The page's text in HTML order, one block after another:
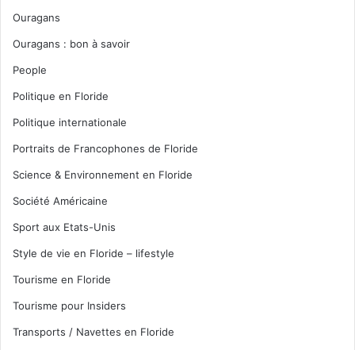
Ouragans
Ouragans : bon à savoir
People
Politique en Floride
Politique internationale
Portraits de Francophones de Floride
Science & Environnement en Floride
Société Américaine
Sport aux Etats-Unis
Style de vie en Floride – lifestyle
Tourisme en Floride
Tourisme pour Insiders
Transports / Navettes en Floride